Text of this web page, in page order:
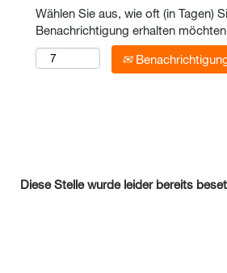
Wählen Sie aus, wie oft (in Tagen)
Benachrichtigung erhalten
Diese Stelle wurde leider bereits